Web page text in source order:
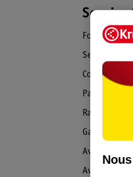
Service
Foire aux
Service
Commande
Paiement
Rappel &
Garantie
Avis de
Avis